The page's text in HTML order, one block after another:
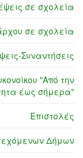
σε σχολεία
σε σχολεία
Συναντήσεις
"Από την
έως σήμερα"
Επιστολές
Δήμων